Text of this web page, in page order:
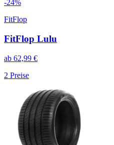
-24%
FitFlop
FitFlop Lulu
ab 62,99 €
2 Preise